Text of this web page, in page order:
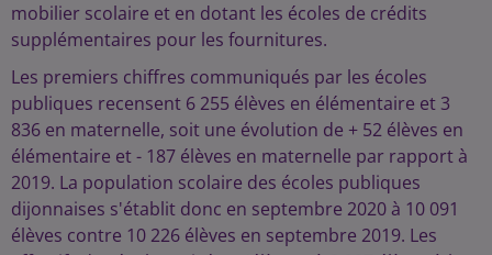
mobilier scolaire et en dotant les écoles de crédits
supplémentaires pour les fournitures.
Les premiers chiffres communiqués par les écoles
publiques recensent 6 255 élèves en élémentaire et 3
836 en maternelle, soit une évolution de + 52 élèves en
élémentaire et - 187 élèves en maternelle par rapport à
2019. La population scolaire des écoles publiques
dijonnaises s'établit donc en septembre 2020 à 10 091
élèves contre 10 226 élèves en septembre 2019. Les